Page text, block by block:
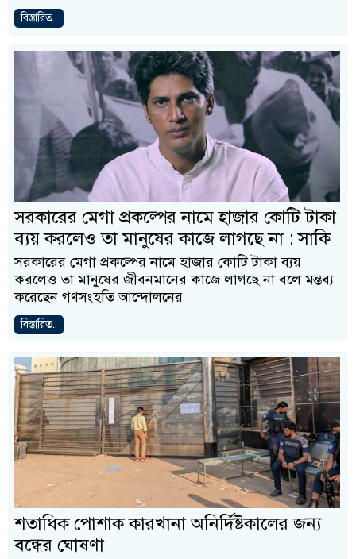
বিস্তারিত..
সরকারের মেগা প্রকল্পের নামে হাজার কোটি টাকা
ব্যয় করলেও তা মানুষের কাজে লাগছে না : সাকি
সরকারের মেগা প্রকল্পের নামে হাজার কোটি টাকা ব্যয়
করলেও তা মানুষের জীবনমানের কাজে লাগছে না বলে মন্তব্য
করেছেন গণসংহতি আন্দোলনের
বিস্তারিত..
শতাধিক পোশাক কারখানা অনির্দিষ্টকালের জন্য
বন্ধের ঘোষণা